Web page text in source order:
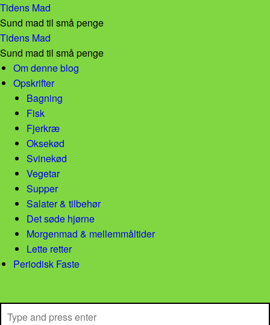
Tidens Mad
Sund mad til små penge
Spizy quinoa burger! – Tidens Mad
Tidens Mad
Sund mad til små penge
Skip to content
Om denne blog
Opskrifter
Bagning
Fisk
Fjerkræ
Oksekød
Svinekød
Vegetar
Supper
Salater & tilbehør
Det søde hjørne
Morgenmad & mellemmåltider
Lette retter
Periodisk Faste
Search